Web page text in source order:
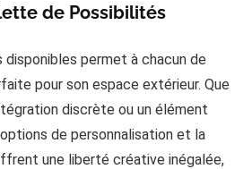
de Possibilités
permet à chacun de
pour son espace extérieur. Que
discrète ou un élément
de personnalisation et la
une liberté créative inégalée,